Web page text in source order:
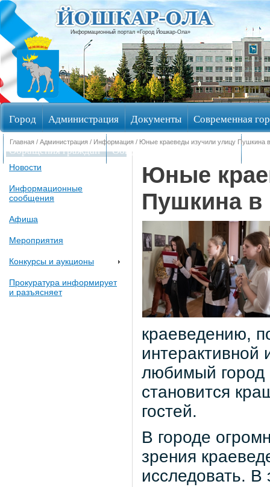
Информационный портал «Город Йошкар-Ола»
Город Администрация Документы Современная
Обращения граждан Общественные обсуждения
Главная / Администрация / Информация / Юные краеведы изучили улицу Пушкина
Новости
Информационные
сообщения
Афиша
Мероприятия
Конкурсы и аукционы
Прокуратура информирует
и разъясняет
Юные
Пушкина
краеведению,
интерактивной
любимый город
становится
гостей.
В городе
зрения
исследовать. В